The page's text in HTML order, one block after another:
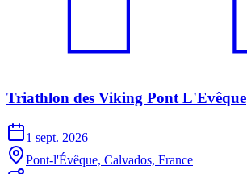
Triathlon des Viking Pont L'Evêque
1 sept. 2026
Pont-l'Évêque, Calvados, France